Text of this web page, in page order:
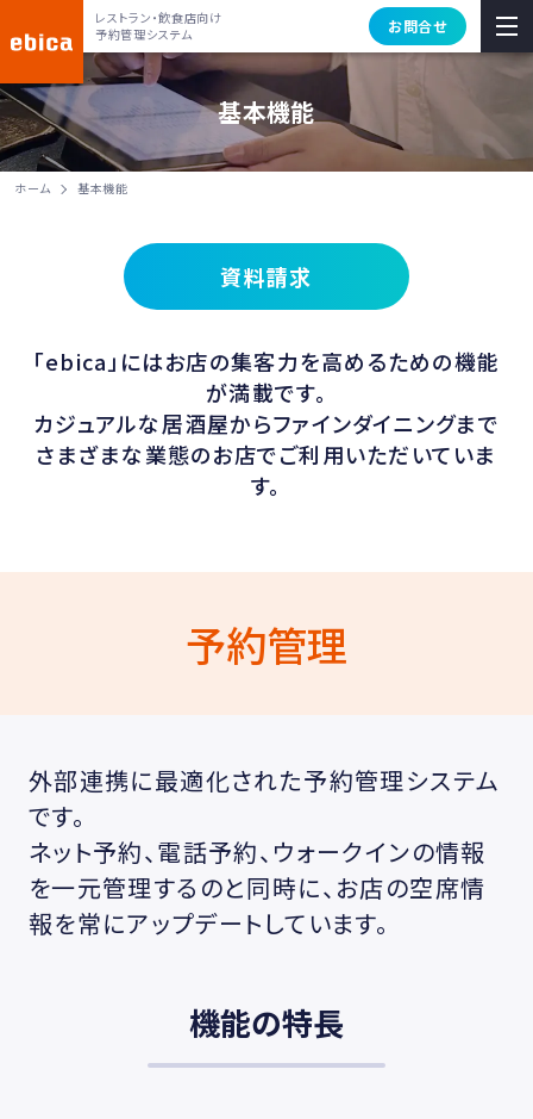
レストラン・飲食店向け
予約管理システム
お問合せ
基本機能
ホーム 基本機能
資料請求
「ebica」にはお店の集客力を高めるための機能
が満載です。
カジュアルな居酒屋からファインダイニングまで
さまざまな業態のお店でご利用いただいていま
す。
予約管理
外部連携に最適化された予約管理システム
です。
ネット予約、電話予約、ウォークインの情報
を一元管理するのと同時に、お店の空席情
報を常にアップデートしています。
機能の特長